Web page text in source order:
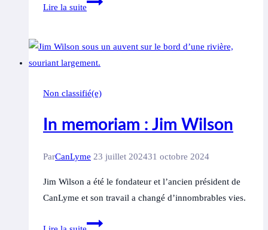
Lire la suite
la
couverture
du
est
mise
en
garde
Non classifié(e)
In memoriam : Jim Wilson
ParCanLyme 23 juillet 202431 octobre 2024
Jim Wilson a été le fondateur et l’ancien président de
CanLyme et son travail a changé d’innombrables vies.
In